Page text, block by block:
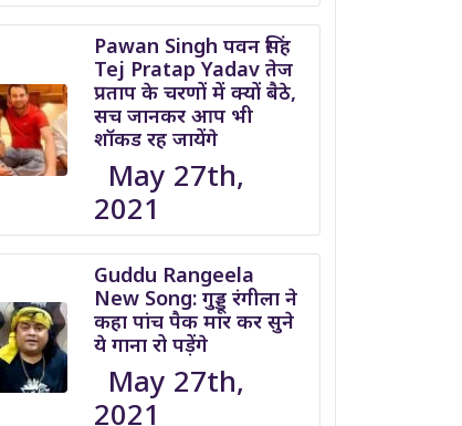
Pawan Singh पवन सिंह
Tej Pratap Yadav तेज
प्रताप के चरणों में क्यों बैठे,
सच जानकर आप भी
शॉकड रह जायेंगे
May 27th,
2021
Guddu Rangeela
New Song: गुड्डू रंगीला ने
कहा पांच पैक मार कर सुने
ये गाना रो पड़ेंगे
May 27th,
2021